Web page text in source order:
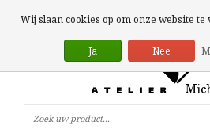
Wij slaan cookies op om onze website
Ja Nee